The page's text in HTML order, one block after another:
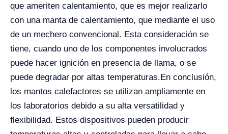
que ameriten calentamiento, que es mejor realizarlo
con una manta de calentamiento, que mediante el uso
de un mechero convencional. Esta consideración se
tiene, cuando uno de los componentes involucrados
puede hacer ignición en presencia de llama, o se
puede degradar por altas temperaturas.En conclusión,
los mantos calefactores se utilizan ampliamente en
los laboratorios debido a su alta versatilidad y
flexibilidad. Estos dispositivos pueden producir